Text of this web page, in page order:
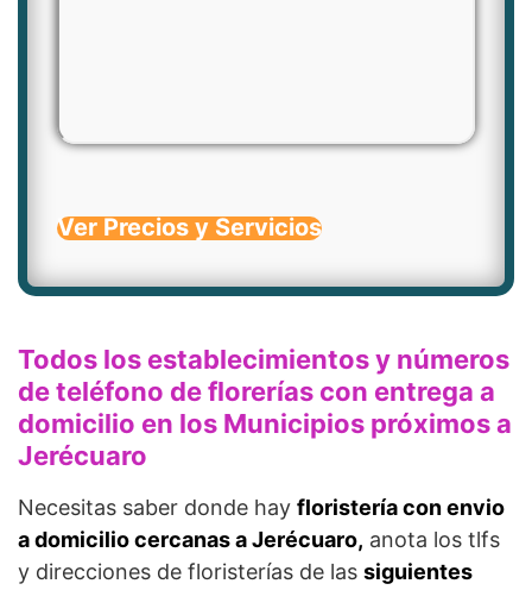
Ver Precios y Servicios
Todos los establecimientos y números
de teléfono de florerías con entrega a
domicilio en los Municipios próximos a
Jerécuaro
Necesitas saber donde hay floristería con envio
a domicilio cercanas a Jerécuaro, anota los tlfs
y direcciones de floristerías de las siguientes